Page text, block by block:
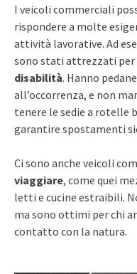
I veicoli commerciali
rispondere a molte
attività lavorative. Ad
sono stati attrezzati per
disabilità. Hanno
all’occorrenza, e non
tenere le sedie a rotelle
garantire spostamenti
Ci sono anche veicoli
viaggiare, come quei
letti e cucine estraibili.
ma sono ottimi per chi
contatto con la natura.